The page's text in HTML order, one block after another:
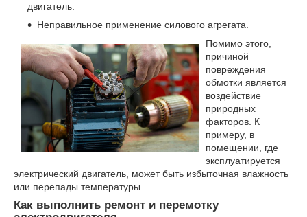
двигатель.
Неправильное применение силового агрегата.
Помимо этого,
причиной
повреждения
обмотки является
воздействие
природных
факторов. К
примеру, в
помещении, где
эксплуатируется
электрический двигатель, может быть избыточная влажность
или перепады температуры.
Как выполнить ремонт и перемотку